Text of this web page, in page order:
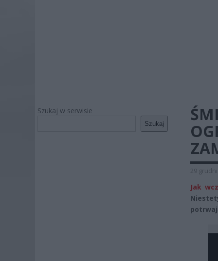
Szukaj w serwisie
Szukaj
29
Jak